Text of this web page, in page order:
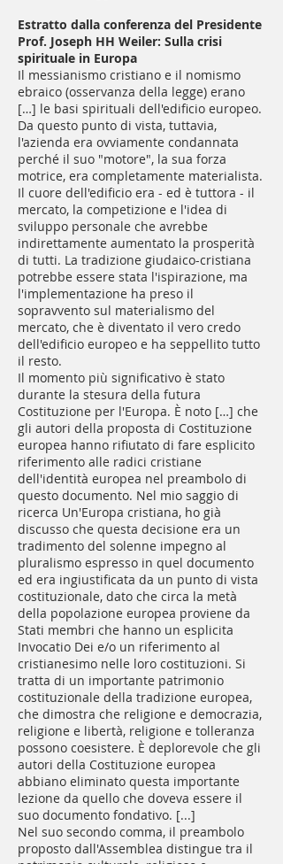
Estratto dalla conferenza del Presidente
Prof. Joseph HH Weiler: Sulla crisi
spirituale in Europa
Il messianismo cristiano e il nomismo
ebraico (osservanza della legge) erano
[…] le basi spirituali dell'edificio europeo.
Da questo punto di vista, tuttavia,
l'azienda era ovviamente condannata
perché il suo "motore", la sua forza
motrice, era completamente materialista.
Il cuore dell'edificio era - ed è tuttora - il
mercato, la competizione e l'idea di
sviluppo personale che avrebbe
indirettamente aumentato la prosperità
di tutti. La tradizione giudaico-cristiana
potrebbe essere stata l'ispirazione, ma
l'implementazione ha preso il
sopravvento sul materialismo del
mercato, che è diventato il vero credo
dell'edificio europeo e ha seppellito tutto
il resto.
Il momento più significativo è stato
durante la stesura della futura
Costituzione per l'Europa. È noto […] che
gli autori della proposta di Costituzione
europea hanno rifiutato di fare esplicito
riferimento alle radici cristiane
dell'identità europea nel preambolo di
questo documento. Nel mio saggio di
ricerca Un'Europa cristiana, ho già
discusso che questa decisione era un
tradimento del solenne impegno al
pluralismo espresso in quel documento
ed era ingiustificata da un punto di vista
costituzionale, dato che circa la metà
della popolazione europea proviene da
Stati membri che hanno un esplicita
Invocatio Dei e/o un riferimento al
cristianesimo nelle loro costituzioni. Si
tratta di un importante patrimonio
costituzionale della tradizione europea,
che dimostra che religione e democrazia,
religione e libertà, religione e tolleranza
possono coesistere. È deplorevole che gli
autori della Costituzione europea
abbiano eliminato questa importante
lezione da quello che doveva essere il
suo documento fondativo. [...]
Nel suo secondo comma, il preambolo
proposto dall'Assemblea distingue tra il